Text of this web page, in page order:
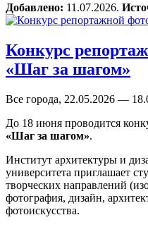
Добавлено: 11.07.2026.
Конкурс
«Шаг за шагом»
Все города, 22.05.2026 —
До 18 июня проводится
«Шаг за шагом».
Институт архитектуры и
университета приглашает
творческих направлений
фотография, дизайн,
фотоискусства.